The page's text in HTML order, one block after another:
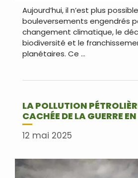
Aujourd’hui, il n’est plus
bouleversements engendrés
changement climatique, le
biodiversité et le
planétaires. Ce …
LA POLLUTION
CACHÉE DE LA GUERRE
12 mai 2025